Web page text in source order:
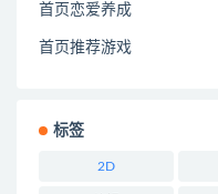
首页恋爱养成
首页推荐游戏
标签
2D